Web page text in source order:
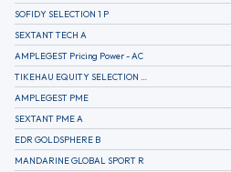
SOFIDY SELECTION 1 P
SEXTANT TECH A
AMPLEGEST Pricing Power - AC
TIKEHAU EQUITY SELECTION R-Acc-EUR
AMPLEGEST PME
SEXTANT PME A
EDR GOLDSPHERE B
MANDARINE GLOBAL SPORT R